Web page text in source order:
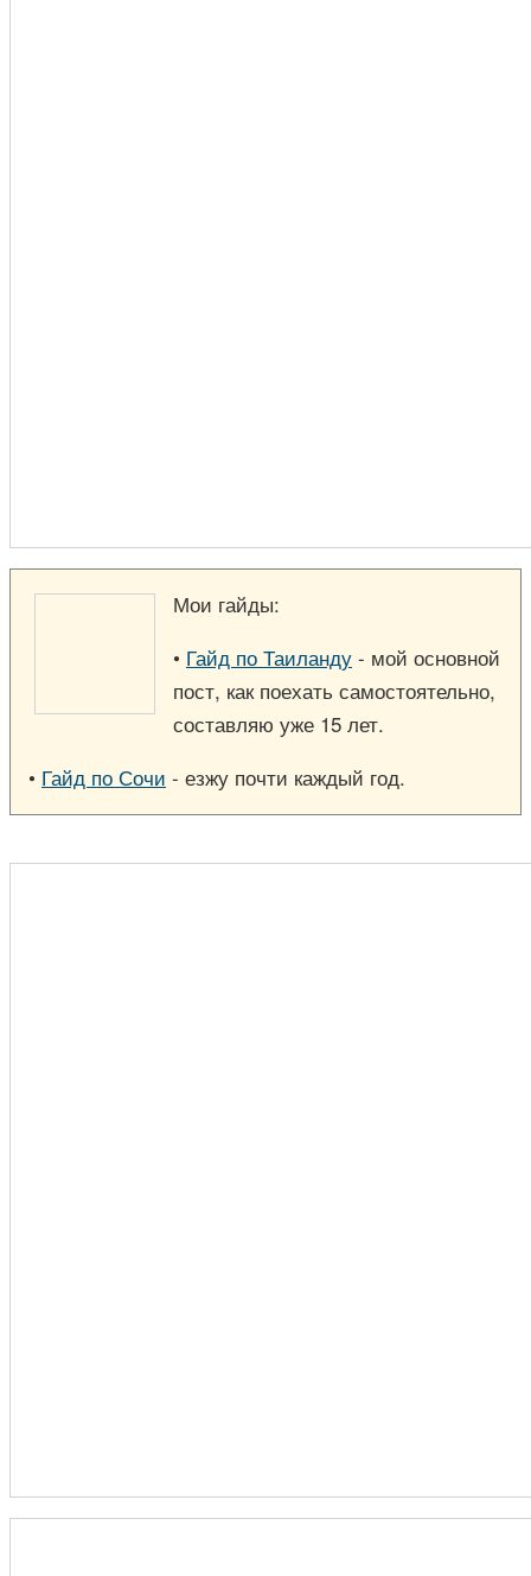
Мои гайды:
• Гайд по Таиланду - мой основной
пост, как поехать самостоятельно,
составляю уже 15 лет.
• Гайд по Сочи - езжу почти каждый год.